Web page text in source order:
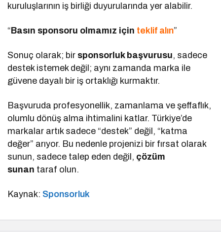
kuruluşlarının iş birliği duyurularında yer alabilir.
“Basın sponsoru olmamız için teklif alın”
Sonuç olarak; bir sponsorluk başvurusu, sadece
destek istemek değil; aynı zamanda marka ile
güvene dayalı bir iş ortaklığı kurmaktır.
Başvuruda profesyonellik, zamanlama ve şeffaflık,
olumlu dönüş alma ihtimalini katlar. Türkiye’de
markalar artık sadece “destek” değil, “katma
değer” arıyor. Bu nedenle projenizi bir fırsat olarak
sunun, sadece talep eden değil, çözüm
sunan taraf olun.
Kaynak: Sponsorluk